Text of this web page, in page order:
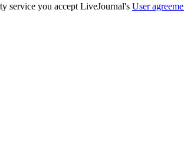
service you accept LiveJournal's User